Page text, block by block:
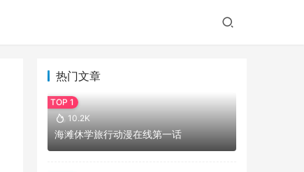
热门文章
10.2K
海滩休学旅行动漫在线第一话